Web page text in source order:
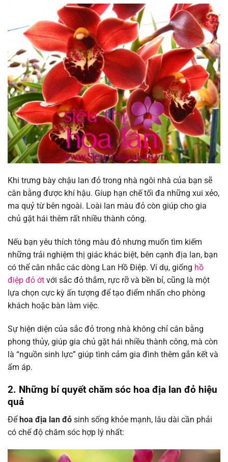
Khi trưng bày chậu lan đỏ trong nhà ngôi nhà của bạn sẽ
cân bằng được khí hậu. Gíup hạn chế tối đa những xui xẻo,
ma quỷ từ bên ngoài. Loài lan màu đỏ còn giúp cho gia
chủ gặt hái thêm rất nhiều thành công.
Nếu bạn yêu thích tông màu đỏ nhưng muốn tìm kiếm
những trải nghiệm thị giác khác biệt, bên cạnh địa lan, bạn
có thể cân nhắc các dòng Lan Hồ Điệp. Ví dụ, giống hồ
điệp đỏ ớt với sắc đỏ thắm, rực rỡ và bền bỉ, cũng là một
lựa chọn cực kỳ ấn tượng để tạo điểm nhấn cho phòng
khách hoặc bàn làm việc.
Sự hiện diện của sắc đỏ trong nhà không chỉ cân bằng
phong thủy, giúp gia chủ gặt hái nhiều thành công, mà còn
là “nguồn sinh lực” giúp tình cảm gia đình thêm gắn kết và
ấm áp.
2. Những bí quyết chăm sóc hoa địa lan đỏ hiệu
quả
Đểhoa địa lan đỏ sinh sống khỏe mạnh, lâu dài cần phải
có chế độ chăm sóc hợp lý nhất: